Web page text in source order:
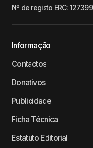
Nº de registo ERC: 127399
Informação
Contactos
Donativos
Publicidade
Ficha Técnica
Estatuto Editorial